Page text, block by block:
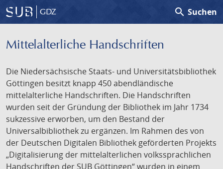
GDZ search Suchen
Mittelalterliche Handschriften
Die Niedersächsische Staats- und Universitätsbibliothek
Göttingen besitzt knapp 450 abendländische
mittelalterliche Handschriften. Die Handschriften
wurden seit der Gründung der Bibliothek im Jahr 1734
sukzessive erworben, um den Bestand der
Universalbibliothek zu ergänzen. Im Rahmen des von
der Deutschen Digitalen Bibliothek geförderten Projekts
„Digitalisierung der mittelalterlichen volkssprachlichen
Handschriften der SUB Göttingen“ wurden in einem